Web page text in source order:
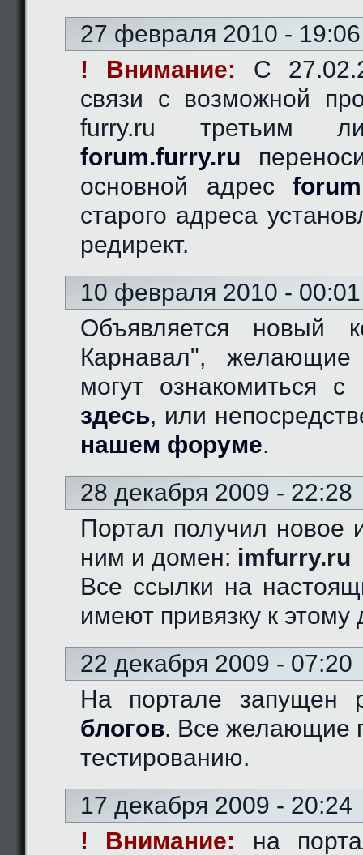
27 февраля 2010 - 19:06
! Внимание: C
связи с возможной
furry.ru третьим
forum.furry.ru
основной адрес
старого адреса
редирект.
10 февраля 2010 - 00:01
Объявляется новый
Карнавал", желающие
могут ознакомиться с
здесь, или
нашем форуме.
28 декабря 2009 - 22:28
Портал получил новое
ним и домен: imfurry.ru
Все ссылки на
имеют привязку к этому
22 декабря 2009 - 07:20
На портале запущен
блогов. Все желающие
тестированию.
17 декабря 2009 - 20:24
! Внимание: на